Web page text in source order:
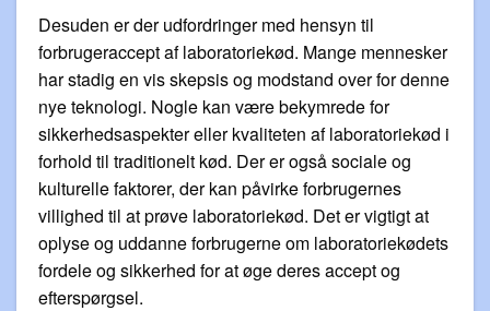
Desuden er der udfordringer med hensyn til
forbrugeraccept af laboratoriekød. Mange mennesker
har stadig en vis skepsis og modstand over for denne
nye teknologi. Nogle kan være bekymrede for
sikkerhedsaspekter eller kvaliteten af laboratoriekød i
forhold til traditionelt kød. Der er også sociale og
kulturelle faktorer, der kan påvirke forbrugernes
villighed til at prøve laboratoriekød. Det er vigtigt at
oplyse og uddanne forbrugerne om laboratoriekødets
fordele og sikkerhed for at øge deres accept og
efterspørgsel.